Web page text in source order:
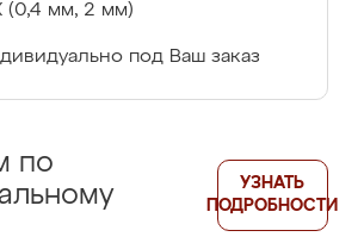
(0,4 мм, 2 мм)
под Ваш заказ
по
УЗНАТЬ
ПОДРОБНОСТИ